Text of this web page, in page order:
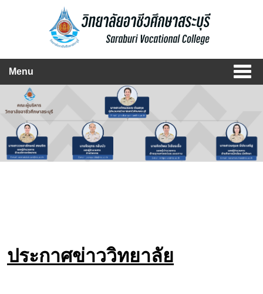
Menu
ประกาศข่าววิทยาลัย